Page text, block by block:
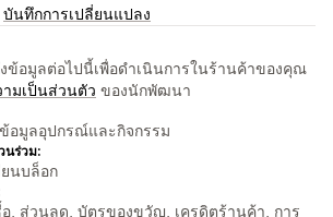
บันทึกการเปลี่ยนแปลง
ข้อมูลต่อไปนี้เพื่อดำเนินการในร้านค้าของคุณ
มเป็นส่วนตัว ของนักพัฒนา
อมูลอุปกรณ์และกิจกรรม
นร่วม:
ยนบล็อก
, ส่วนลด, บัตรของขวัญ, เครดิตร้านค้า, การ